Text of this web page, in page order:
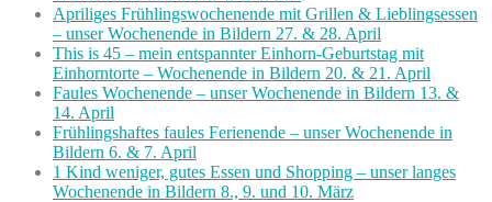
Apriliges Frühlingswochenende mit Grillen & Lieblingsessen
– unser Wochenende in Bildern 27. & 28. April
This is 45 – mein entspannter Einhorn-Geburtstag mit
Einhorntorte – Wochenende in Bildern 20. & 21. April
Faules Wochenende – unser Wochenende in Bildern 13. &
14. April
Frühlingshaftes faules Ferienende – unser Wochenende in
Bildern 6. & 7. April
1 Kind weniger, gutes Essen und Shopping – unser langes
Wochenende in Bildern 8., 9. und 10. März